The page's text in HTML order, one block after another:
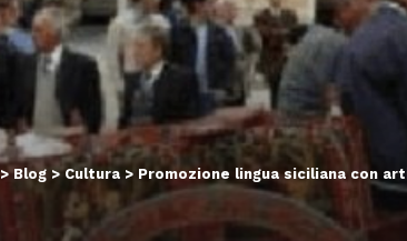
>Blog >Cultura > Promozione lingua siciliana con